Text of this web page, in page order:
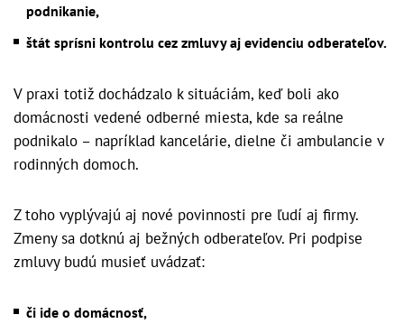
podnikanie,
štát sprísni kontrolu cez zmluvy aj evidenciu odberateľov.
V praxi totiž dochádzalo k situáciám, keď boli ako
domácnosti vedené odberné miesta, kde sa reálne
podnikalo – napríklad kancelárie, dielne či ambulancie v
rodinných domoch.
Z toho vyplývajú aj nové povinnosti pre ľudí aj firmy.
Zmeny sa dotknú aj bežných odberateľov. Pri podpise
zmluvy budú musieť uvádzať:
či ide o domácnosť,